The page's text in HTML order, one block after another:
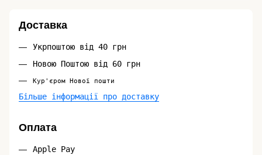
Доставка
Укрпоштою від 40 грн
Новою Поштою від 60 грн
Кур'єром Нової пошти
Більше інформації про доставку
Оплата
Apple Pay